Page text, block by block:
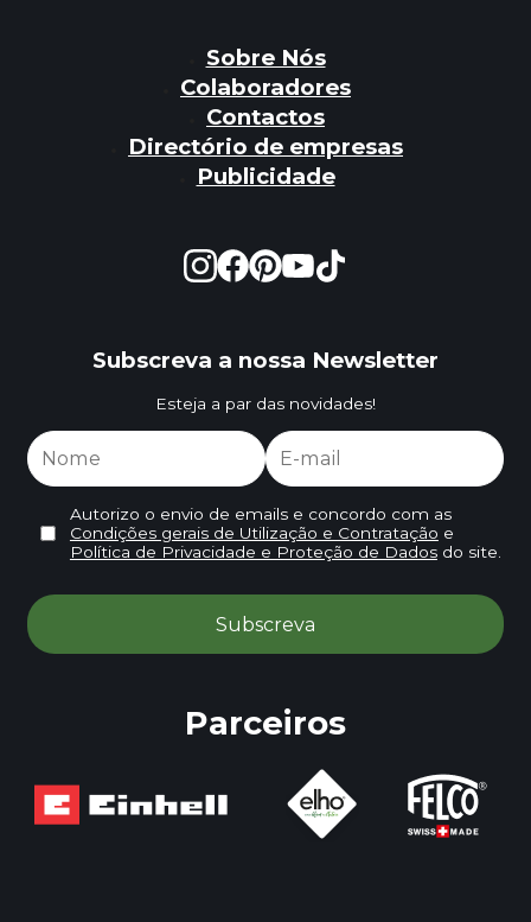
Sobre Nós
Colaboradores
Contactos
Directório de empresas
Publicidade
Subscreva a nossa Newsletter
Esteja a par das novidades!
Autorizo o envio de emails e concordo com as
Condições gerais de Utilização e Contratação e
Política de Privacidade e Proteção de Dadosdo site.
Parceiros